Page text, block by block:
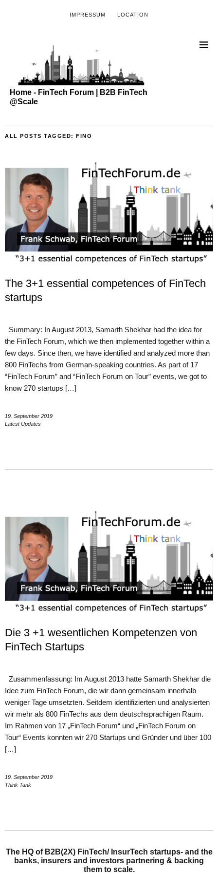
IMPRESSUM LOCATION
Home - FinTech Forum | B2B FinTech
@Scale
ALL POSTS TAGGED: FINO
The 3+1 essential competences of FinTech
startups
Summary: In August 2013, Samarth Shekhar had the idea for
the FinTech Forum, which we then implemented together within a
few days. Since then, we have identified and analyzed more than
800 FinTechs from German-speaking countries. As part of 17
“FinTech Forum” and “FinTech Forum on Tour” events, we got to
know 270 startups […]
19. September 2019
Latest Updates
Die 3 +1 wesentlichen Kompetenzen von
FinTech Startups
Zusammenfassung: Im August 2013 hatte Samarth Shekhar die
Idee zum FinTech Forum, die wir dann gemeinsam innerhalb
weniger Tage umsetzten. Seitdem identifizierten und analysierten
wir mehr als 800 FinTechs aus dem deutschsprachigen Raum.
Im Rahmen von 17 „FinTech Forum“ und „FinTech Forum on
Tour“ Events konnten wir 270 Startups und Gründer und über 100
[…]
19. September 2019
Think Tank
The HQ of B2B(2X) FinTech/ InsurTech startups- and the
banks, insurers and investors partnering & backing
them to scale.